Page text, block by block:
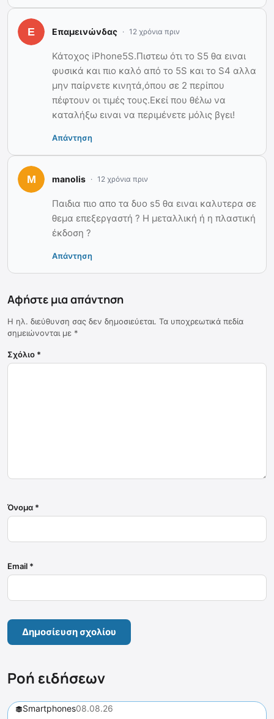
Επαμεινώνδας 12 χρόνια πριν
Κάτοχος iPhone5S.Πιστεω ότι το S5 θα ειναι
φυσικά και πιο καλό από το 5S και το S4 αλλα
μην παίρνετε κινητά,όπου σε 2 περίπου
πέφτουν οι τιμές τους.Εκεί που θέλω να
καταλήξω ειναι να περιμένετε μόλις βγει!
Απάντηση
manolis 12 χρόνια πριν
Παιδια πιο απο τα δυο s5 θα ειναι καλυτερα σε
θεμα επεξεργαστή ? Η μεταλλική ή η πλαστική
έκδοση ?
Απάντηση
Αφήστε μια απάντηση
Η ηλ. διεύθυνση σας δεν δημοσιεύεται. Τα υποχρεωτικά πεδία
σημειώνονται με *
Σχόλιο *
Όνομα *
Email *
Ροή ειδήσεων
Smartphones08.08.26